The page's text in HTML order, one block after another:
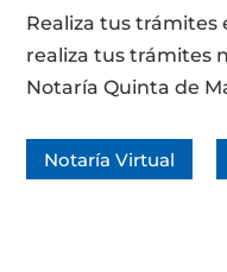
Realiza tus trámites
realiza tus trámites
Notaría Quinta de
Notaría Virtual